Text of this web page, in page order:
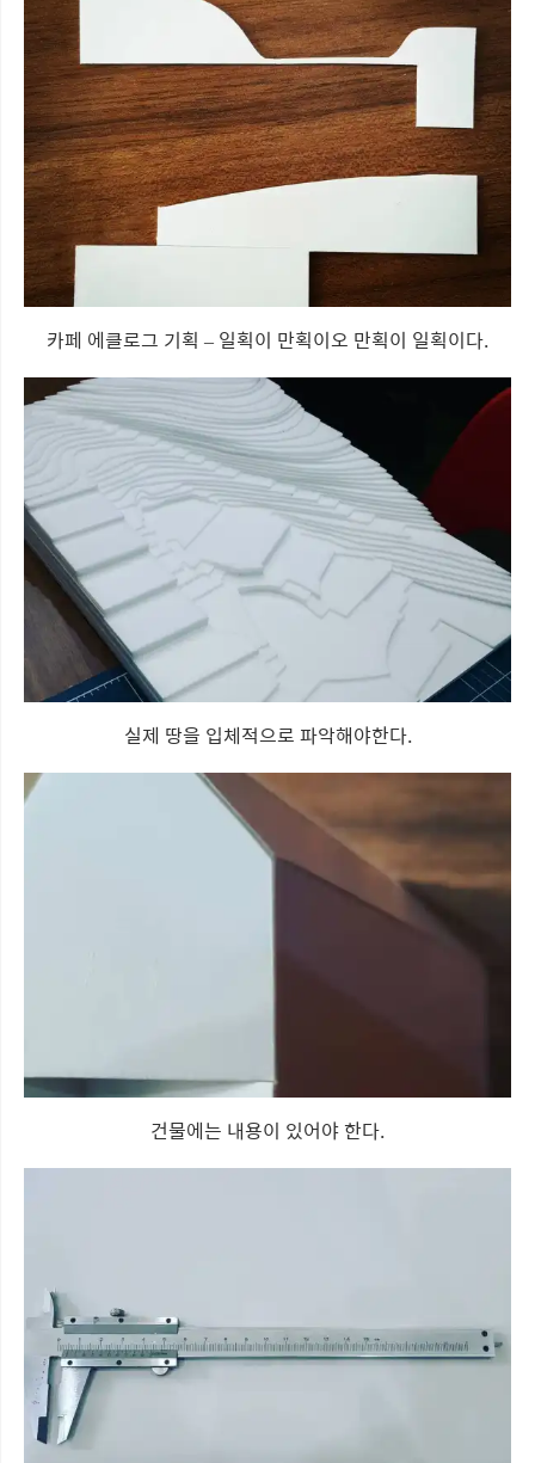
카페 에클로그 기획 – 일획이 만획이오 만획이 일획이다.
실제 땅을 입체적으로 파악해야한다.
건물에는 내용이 있어야 한다.